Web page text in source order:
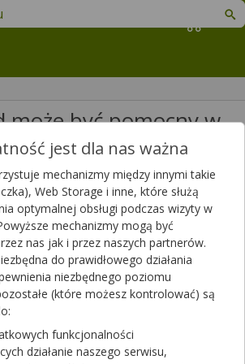
Koszyk
może być pomocny w
półpaścowej?
może być pomocny w
neuralgii półpaścowej.
Zenamid
lata
jest dla nas ważna
mechanizmy między innymi takie
Web Storage i inne, które służą
optymalnej obsługi podczas wizyty w
mechanizmy mogą być
nas jak i przez naszych partnerów.
do prawidłowego działania
niezbędnego poziomu
(które możesz kontrolować) są
funkcjonalności
działanie naszego serwisu,